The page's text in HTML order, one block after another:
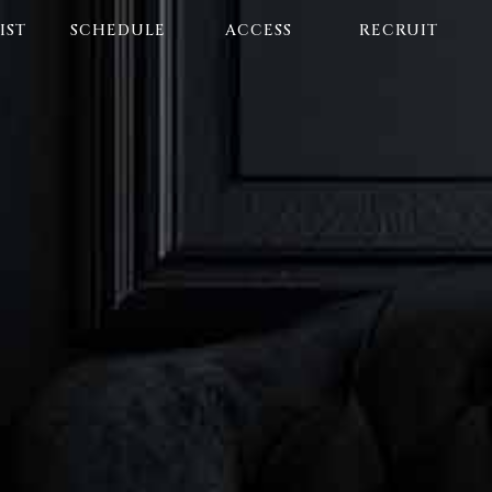
SCHEDULE ACCESS RECRUIT